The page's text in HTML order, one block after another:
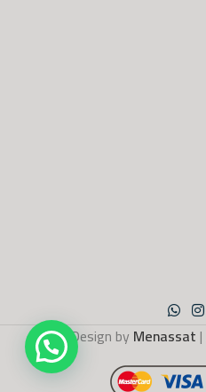
Menassat
.